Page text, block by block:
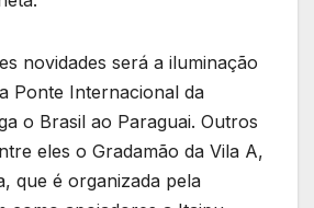
novidades será a iluminação
Ponte Internacional da
o Brasil ao Paraguai. Outros
eles o Gradamão da Vila A,
que é organizada pela